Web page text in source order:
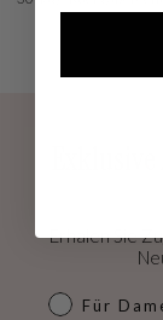
Erhalen Sie
dames &
Für